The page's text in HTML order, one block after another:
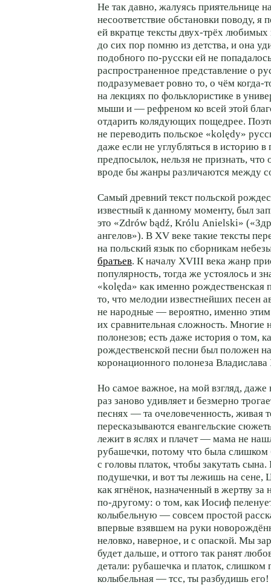
Не так давно, жалуясь приятельнице
несоответствие обстановки поводу, я
ей вкратце тексты двух-трёх любимых
до сих пор помню из детства, и она
подобного по-русски ей не
распространенное представление о
подразумевает ровно то, о чём когда-
на лекциях по фольклористике в
мыши и — рефреном ко всей этой
отдарить колядующих пощедрее.
не переводить польское «kolędy»
даже если не углубляться в историю в
предпосылок, нельзя не признать,
вроде бы жанры различаются между
Самый древний текст польской
известный к данному моменту, был
это «Zdrów bądź, Królu Anielski»
ангелов»). В XV веке такие тексты
на польский язык по сборникам
братьев. К началу XVIII века жанр
популярность, тогда же устоялось и
«kolędа» как именно
то, что мелодии известнейших песен
не народные — вероятно, именно этим
их сравнительная сложность. Многие
полонезов; есть даже история о том,
рождественской песни был положен
коронационного полонеза Владислава
Но самое важное, на мой взгляд, даже
раз заново удивляет и безмерно
песнях — та очеловеченность, живая
пересказываются евангельские
лежит в яслях и плачет — мама не
рубашечки, потому что была слишком
с головы платок, чтобы закутать
подушечки, и вот ты лежишь на сене,
как ягнёнок, назначенный в жертву
по-другому: о том, как Иосиф
колыбельную — совсем простой
впервые взявшем на руки
неловко, наверное, и с опаской. Мы
будет дальше, и оттого так ранят
детали: рубашечка и платок, слишком
колыбельная — тсс, ты разбудишь его!